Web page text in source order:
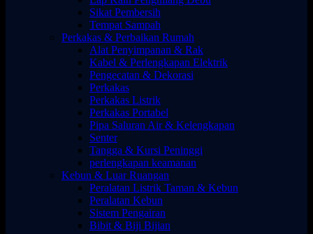
Sikat Pembersih
Tempat Sampah
Perkakas & Perbaikan Rumah
Alat Penyimpanan & Rak
Kabel & Perlengkapan Elektrik
Pengecatan & Dekorasi
Perkakas
Perkakas Listrik
Perkakas Portabel
Pipa Saluran Air & Kelengkapan
Senter
Tangga & Kursi Peninggi
perlengkapan keamanan
Kebun & Luar Ruangan
Peralatan Listrik Taman & Kebun
Peralatan Kebun
Sistem Pengairan
Bibit & Biji Bijian